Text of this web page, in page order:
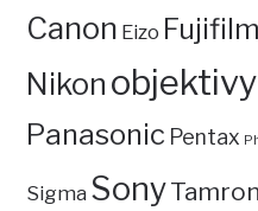
Canon Eizo Fujifilm
Nikon objektivy
Panasonic Pentax
Sigma SonyTamron